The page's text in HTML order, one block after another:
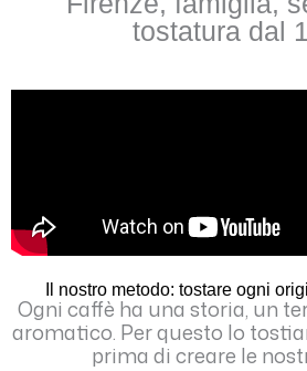
tostatura dal
Il nostro metodo: tostare ogni
Ogni caffè ha una storia, un
aromatico. Per questo lo
prima di creare le